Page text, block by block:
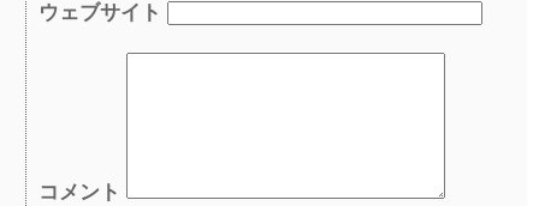
ウェブサイト
コメント